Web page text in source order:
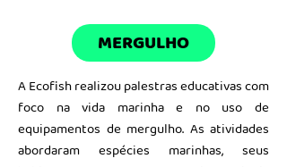
MERGULHO
A Ecofish realizou palestras educativas com
foco na vida marinha e no uso de
equipamentos de mergulho. As atividades
abordaram espécies marinhas, seus